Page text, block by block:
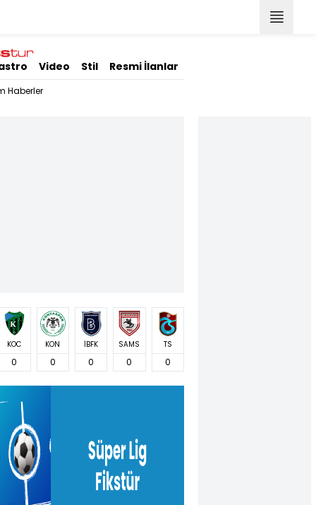
Video Stil Resmi İlanlar
Haberler
KOC
0
KON
0
İBFK
0
SAMS
0
TS
0